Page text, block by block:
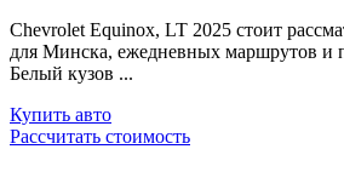
Chevrolet Equinox, LT 2025 стоит
для Минска, ежедневных маршрутов и
Белый кузов ...
Купить авто
Рассчитать стоимость